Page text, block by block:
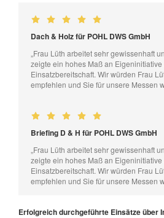
Dach & Holz für POHL DWS GmbH
„Frau Lüth arbeitet sehr gewissenhaft
zeigte ein hohes Maß an
Einsatzbereitschaft. Wir würden Frau
empfehlen und Sie für unsere Messen
Briefing D & H für POHL DWS GmbH
„Frau Lüth arbeitet sehr gewissenhaft
zeigte ein hohes Maß an
Einsatzbereitschaft. Wir würden Frau
empfehlen und Sie für unsere Messen
Erfolgreich durchgeführte Einsätze über